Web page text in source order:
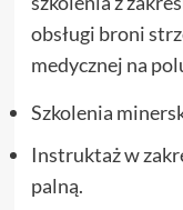
obsługi broni
medycznej na
Szkolenia
Instruktaż w
palną.